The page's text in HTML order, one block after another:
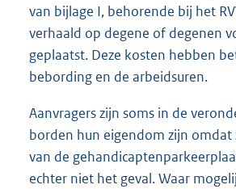
van bijlage I, behorende bij het
verhaald op degene of degenen
geplaatst. Deze kosten hebben
bebording en de arbeidsuren.
Aanvragers zijn soms in de
borden hun eigendom zijn omdat
van de
echter niet het geval. Waar